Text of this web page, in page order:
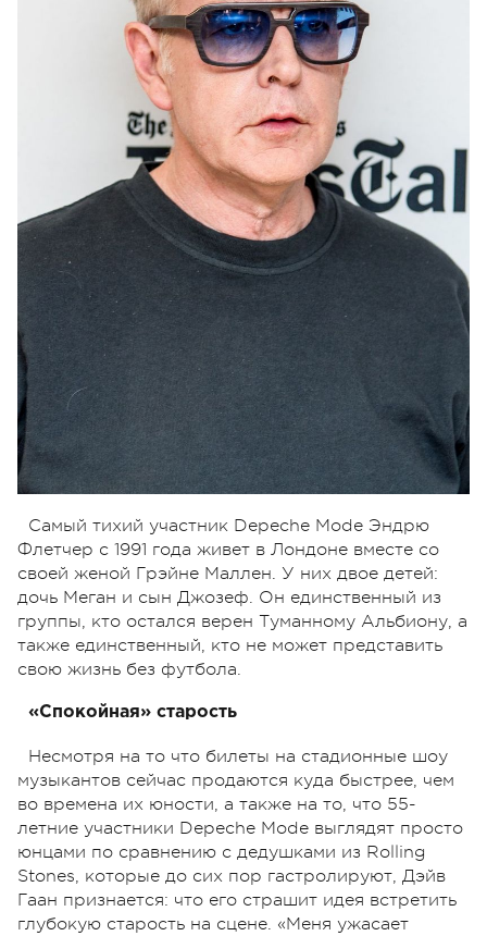
Самый тихий участник Depeche Mode Эндрю
Флетчер с 1991 года живет в Лондоне вместе со
своей женой Грэйне Маллен. У них двое детей:
дочь Меган и сын Джозеф. Он единственный из
группы, кто остался верен Туманному Альбиону, а
также единственный, кто не может представить
свою жизнь без футбола.
«Спокойная» старость
Несмотря на то что билеты на стадионные шоу
музыкантов сейчас продаются куда быстрее, чем
во времена их юности, а также на то, что 55-
летние участники Depeche Mode выглядят просто
юнцами по сравнению с дедушками из Rolling
Stones, которые до сих пор гастролируют, Дэйв
Гаан признается: что его страшит идея встретить
глубокую старость на сцене. «Меня ужасает